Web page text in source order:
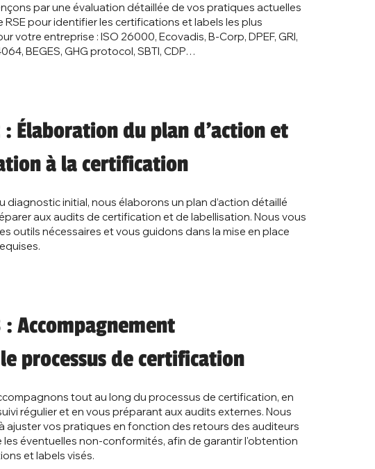
par une évaluation détaillée de vos pratiques actuelles
RSE pour identifier les certifications et labels les plus
votre entreprise : ISO 26000, Ecovadis, B-Corp, DPEF, GRI,
BEGES, GHG protocol, SBTI, CDP…
: Élaboration du plan d’action et
à la certification
diagnostic initial, nous élaborons un plan d’action détaillé
aux audits de certification et de labellisation. Nous vous
outils nécessaires et vous guidons dans la mise en place
: Accompagnement
processus de certification
tout au long du processus de certification, en
régulier et en vous préparant aux audits externes. Nous
ajuster vos pratiques en fonction des retours des auditeurs
les éventuelles non-conformités, afin de garantir l'obtention
et labels visés.